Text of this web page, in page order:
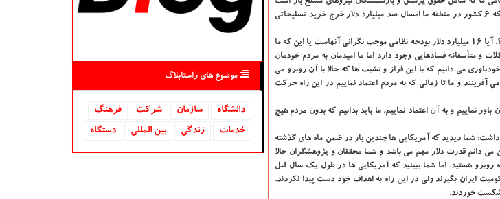
همه اش ۱۶ میلیارد دلار است آن هم با دلار ۳ هزار و ۸۰۰ تومانی یعنی دلار زیر ۴ هزار تومان. در حالیكه ۶ كشور در منطقه ما امسال صد میلیارد دلار خرج خرید تسلیحاتی
ظریف افزود: چرا این قدر آمریكایی ها مقابل ایران تبلیغ می كنند و چه چیزی موجب نگرانی آنها شده است؟. آیا ۱۶ میلیارد دلار بودجه نظامی موجب نگرانی آنهاست یا این كه ما
و متأسفانه فسادهایی وجود دارد اما ما امیدمان به مردم خودمان
می دانیم كه با این فراز و نشیب ها كه حالا با آن روبرو می
و ما تا زمانی كه به مردم اعتماد نماییم در این راه حركت
نماییم و به آن اعتماد نماییم. ما باید بدانیم كه بدون مردم هیچ
داشت: شما دیدید كه آمریكایی ها چندین بار در ضمن ماه های گذشته
می دانم قدرت دلار مهم می باشد و شما محققان و پژوهشگران حالا
هستید. اما شما ببینید كه آمریكایی ها در طول یك سال قبل
ایران بگیرند ولی در این راه به اهداف خود دست پیدا نكردند.
شكست خوردند.
موضوع های راستابلاگ
دانشگاه‌ سازمان شركت
فرهنگ
خدمات
زندگی بین المللی دستگاه